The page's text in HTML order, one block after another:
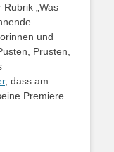
„Was
und
Prusten,
, dass am
Premiere